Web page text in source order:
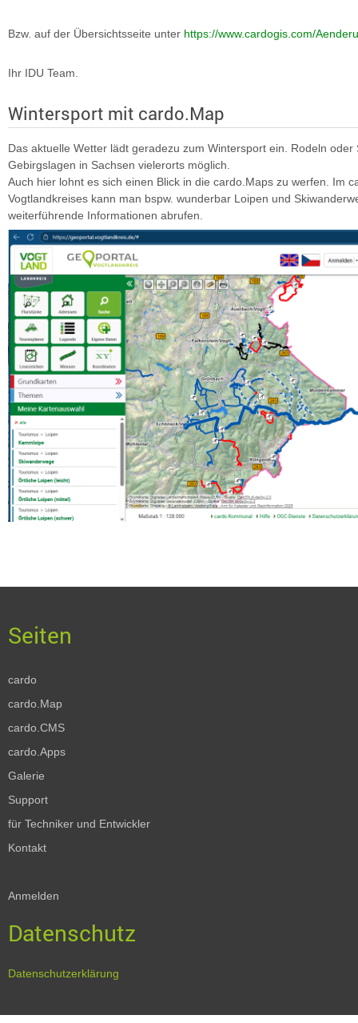
Bzw. auf der Übersichtsseite unter https://www.cardogis.com/
Ihr IDU Team.
Wintersport mit cardo.Map
Das aktuelle Wetter lädt geradezu zum Wintersport ein. Rodeln oder
Gebirgslagen in Sachsen vielerorts möglich.
Auch hier lohnt es sich einen Blick in die cardo.Maps zu werfen. Im
Vogtlandkreises kann man bspw. wunderbar Loipen und
weiterführende Informationen abrufen.
cardo
cardo.Map
cardo.CMS
cardo.Apps
Galerie
Support
für Techniker und Entwickler
Kontakt
Anmelden
Datenschutz
Datenschutzerklärung